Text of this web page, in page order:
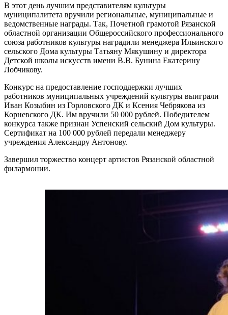
В этот день лучшим представителям культуры
муниципалитета вручили региональные, муниципальные и
ведомственные награды. Так, Почетной грамотой Рязанской
областной организации Общероссийского профессионального
союза работников культуры наградили менеджера Ильинского
сельского Дома культуры Татьяну Мякушину и директора
Детской школы искусств имени В.В. Бунина Екатерину
Лобчикову.
Конкурс на предоставление господдержки лучших
работников муниципальных учреждений культуры выиграли
Иван Козыбин из Горловского ДК и Ксения Чебрякова из
Корневского ДК. Им вручили 50 000 рублей. Победителем
конкурса также признан Успенский сельский Дом культуры.
Сертификат на 100 000 рублей передали менеджеру
учреждения Александру Антонову.
Завершил торжество концерт артистов Рязанской областной
филармонии.